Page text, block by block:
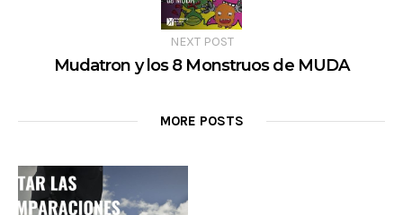
NEXT POST
Mudatron y los 8 Monstruos de MUDA
MORE POSTS